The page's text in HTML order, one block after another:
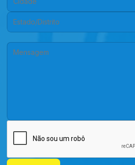
Estado/Distrito: